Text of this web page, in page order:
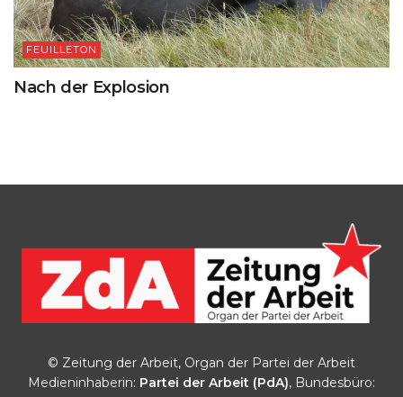
FEUILLETON
Nach der Explosion
© Zeitung der Arbeit, Organ der Partei der Arbeit
Medieninhaberin: Partei der Arbeit (PdA), Bundesbüro: